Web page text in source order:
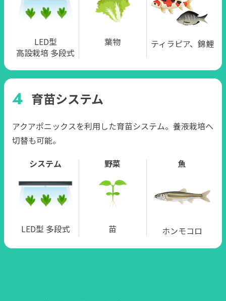
LED型
⾼設栽培 多段式
葉物 ティラピア、錦鯉
育苗システム
アクアポニックスを利用した育苗システム。養液栽培へ
切替も可能。
システム
LED型 多段式
野菜
苗
魚
ホンモコロ